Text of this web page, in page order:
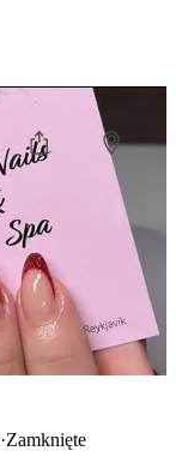
·Zamknięte